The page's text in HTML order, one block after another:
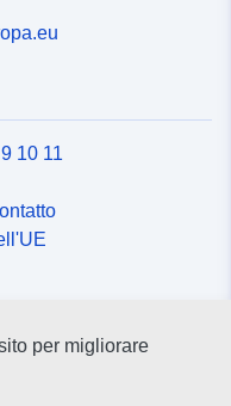
10 11
per migliorare